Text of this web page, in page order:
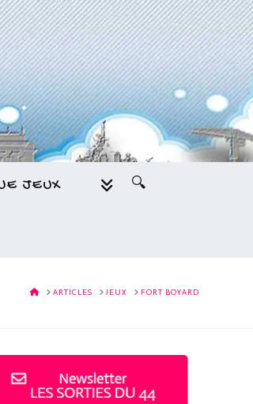
JEUX 🔍
HOMEARTICLES JEUX FORT BOYARD